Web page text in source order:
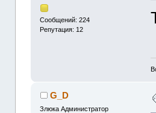
Сообщений: 224
Репутация: 12
G_D
Злюка Администратор